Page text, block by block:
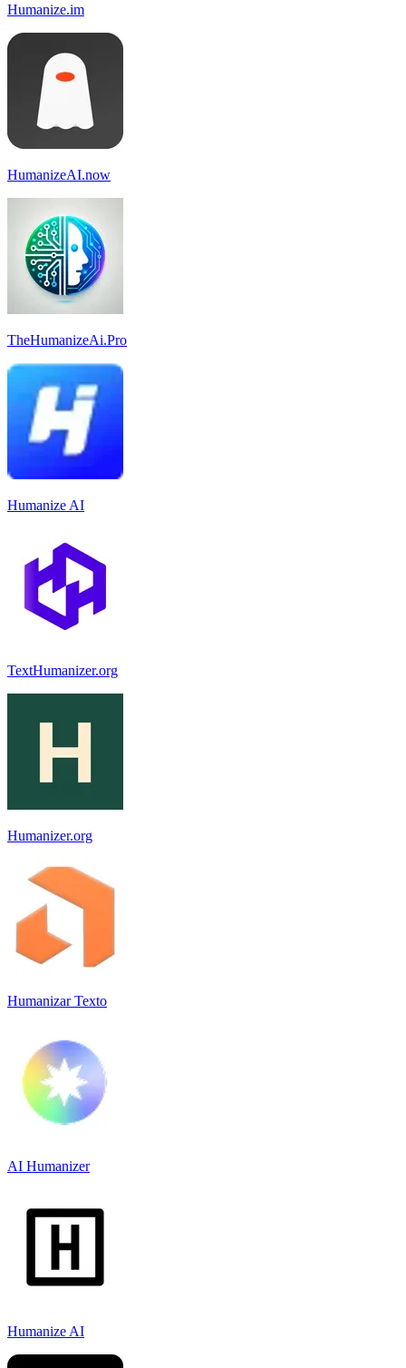
Humanize.im
HumanizeAI.now
TheHumanizeAi.Pro
Humanize AI
TextHumanizer.org
Humanizer.org
Humanizar Texto
AI Humanizer
Humanize AI